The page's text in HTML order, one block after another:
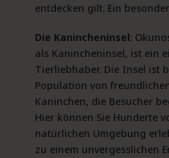
entdecken gilt. Ein
Die Kanincheninsel:
als Kanincheninsel, ist ein
Tierliebhaber. Die Insel ist
Population von
Kaninchen, die Besucher
Hier können Sie Hunderte
natürlichen Umgebung
zu einem unvergesslichen